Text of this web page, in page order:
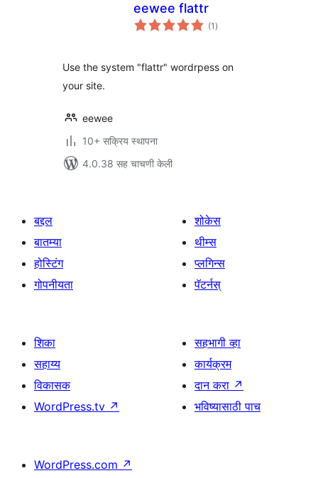
eewee flattr
(1 एकूण
मूल्यांकन
)
Use the system "flattr" wordrpess on
your site.
eewee
10+ सक्रिय स्थापना
4.0.38 सह चाचणी केली
बद्दल
बातम्या
होस्टिंग
गोपनीयता
शोकेस
थीम्स
प्लगिन्स
पॅटर्नस्
शिका
सहाय्य
विकासक
WordPress.tv ↗
सहभागी व्हा
कार्यक्रम
दान करा ↗
भविष्यासाठी पाच
WordPress.com ↗